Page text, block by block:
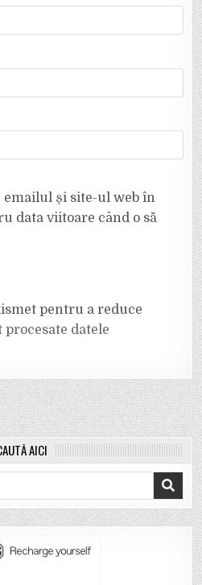
emailul și site-ul web în
data viitoare când o să
pentru a reduce
datele
AICI